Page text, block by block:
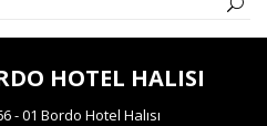
HOTEL HALISI
- 01 Bordo Hotel Halısı